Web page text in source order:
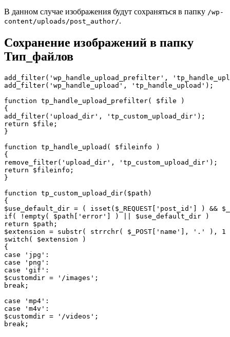
В данном случае изображения будут сохраняться в папку /wp-
content/uploads/post_author/.
Сохранение изображений в папку
Тип_файлов
add_filter('wp_handle_upload_prefilter',
add_filter('wp_handle_upload', 'tp_handle_upload');
function tp_handle_upload_prefilter( $file )
{
add_filter('upload_dir', 'tp_custom_upload_dir');
return $file;
}
function tp_handle_upload( $fileinfo )
{
remove_filter('upload_dir', 'tp_custom_upload_dir');
return $fileinfo;
}
function tp_custom_upload_dir($path)
{
$use_default_dir = ( isset($_REQUEST['post_id'] ) &&
if( !empty( $path['error'] ) || $use_default_dir )
return $path;
$extension = substr( strrchr( $_POST['name'], '.' ),
switch( $extension )
{
case 'jpg':
case 'png':
case 'gif':
$customdir = '/images';
break;
case 'mp4':
case 'm4v':
$customdir = '/videos';
break;